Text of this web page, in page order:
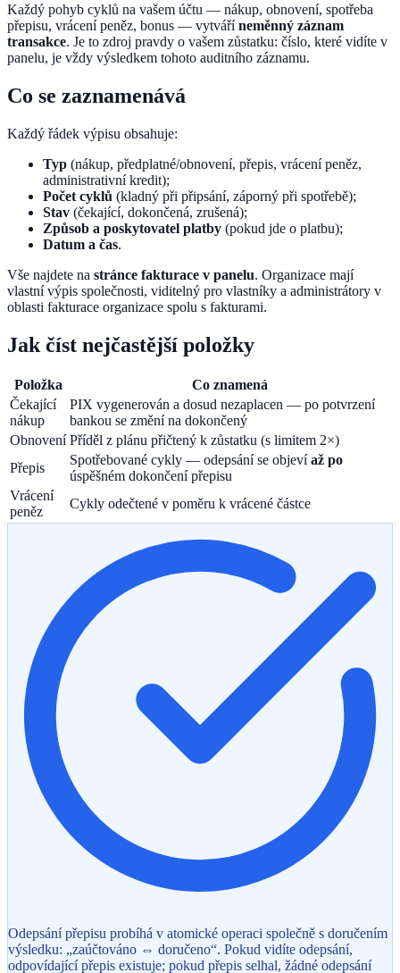
Každý pohyb cyklů na vašem účtu — nákup, obnovení, spotřeba
přepisu, vrácení peněz, bonus — vytváříneměnný záznam
transakce. Je to zdroj pravdy o vašem zůstatku: číslo, které vidíte v
panelu, je vždy výsledkem tohoto auditního záznamu.
Co se zaznamenává
Každý řádek výpisu obsahuje:
Typ (nákup, předplatné/obnovení, přepis, vrácení peněz,
administrativní kredit);
Počet cyklů (kladný při připsání, záporný při spotřebě);
Stav (čekající, dokončená, zrušená);
Způsob a poskytovatel platby (pokud jde o platbu);
Datum a čas.
Vše najdete na stránce fakturace v panelu. Organizace mají
vlastní výpis společnosti, viditelný pro vlastníky a administrátory v
oblasti fakturace organizace spolu s fakturami.
Jak číst nejčastější položky
Položka
Co znamená
Čekající
nákup
PIX vygenerován a dosud nezaplacen — po potvrzení
bankou se změní na dokončený
Obnovení Příděl z plánu přičtený k zůstatku (s limitem 2×)
Přepis
Spotřebované cykly — odepsání se objevíaž po
úspěšném dokončení přepisu
Vrácení
peněz
Cykly odečtené v poměru k vrácené částce
Odepsání přepisu probíhá v atomické operaci společně s doručením
výsledku: „zaúčtováno ⇔ doručeno“. Pokud vidíte odepsání,
odpovídající přepis existuje; pokud přepis selhal, žádné odepsání